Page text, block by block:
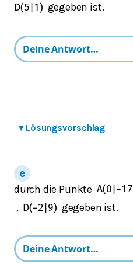
D(5 1 ) gegeben ist.
▾ Lösungsvorschlag
durch die Punkte A(0 −17
, D(−2 9) gegeben ist.